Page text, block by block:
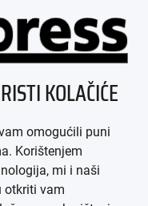
KOLAČIĆE
omogućili puni
Korištenjem
mi i naši
otkriti vam